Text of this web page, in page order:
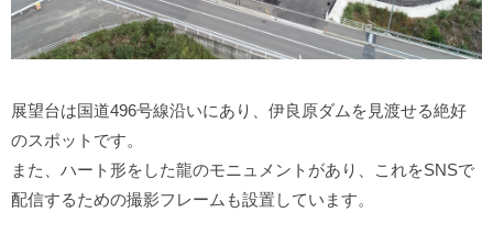
展望台は国道496号線沿いにあり、伊良原ダムを見渡せる絶好
のスポットです。
また、ハート形をした龍のモニュメントがあり、これをSNSで
配信するための撮影フレームも設置しています。